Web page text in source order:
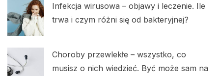
Infekcja wirusowa – objawy i leczenie. Ile
trwa i czym różni się od bakteryjnej?
Choroby przewlekłe – wszystko, co
musisz o nich wiedzieć. Być może sam na